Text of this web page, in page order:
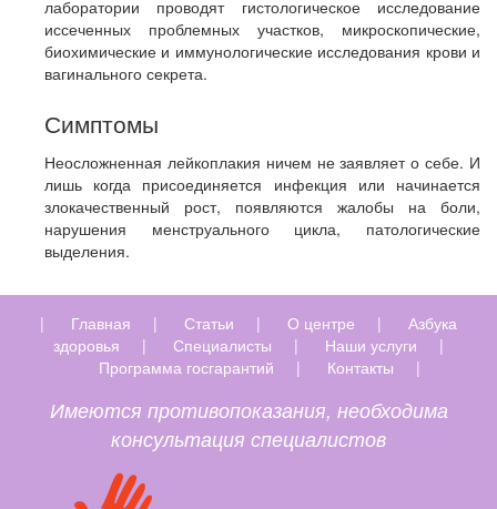
лаборатории проводят гистологическое исследование
иссеченных проблемных участков, микроскопические,
биохимические и иммунологические исследования крови и
вагинального секрета.
Симптомы
Неосложненная лейкоплакия ничем не заявляет о себе. И
лишь когда присоединяется инфекция или начинается
злокачественный рост, появляются жалобы на боли,
нарушения менструального цикла, патологические
выделения.
| Главная | Статьи | О центре |
Азбука
здоровья
| Специалисты | Наши услуги
|
Программа госгарантий
| Контакты |
Имеются противопоказания, необходима
консультация специалистов